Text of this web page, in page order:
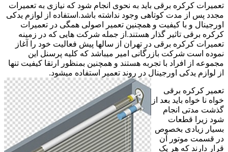
تعمیرات کرکره برقی باید به نحوی انجام شود که نیازی به تعمیرات
مجدد پس از مدت کوتاهی وجود نداشته باشد.استفاده از لوازم یدکی
اورجینال و با کیفیت و همچنین تعمیر اصولی همگی در تعمیرات
کرکره برقی تاثیر گذار هستند.از جمله شرکت هایی که در زمینه
تعمیرات کرکره برقی در تهران از سالها پیش فعالیت خود را آغاز
نموده است شرکت بازرگانی امیر میباشد که کلیه پرسنل این
مجموعه از افراد با تجربه هستند و همچنین بمنظور ارتقا کیفیت تنها
از لوازم یدکی اورجینال در روند تعمیر استفاده میشود.
تعمیر کرکره برقی
خواه نا خواه باید بعد از
گذشت مدتی انجام
شود زیرا قطعات
بسیار زیادی بخصوص
در قسمت موتور آن
قرار دارند که هر یک